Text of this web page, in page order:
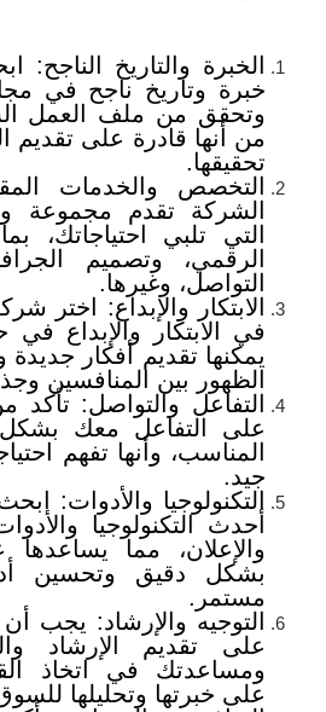
الخبرة والتاريخ
خبرة وتاريخ ناجح في
وتحقق من ملف العمل
من أنها قادرة على تقديم
تحقيقها.
التخصص والخدمات
الشركة تقدم مجموعة
التي تلبي احتياجاتك،
الرقمي، وتصميم
التواصل، وغيرها.
الابتكار والإبداع: اختر
في الابتكار والإبداع
يمكنها تقديم أفكار
الظهور بين المنافسين
التفاعل والتواصل:
على التفاعل معك
المناسب، وأنها تفهم
جيد.
التكنولوجيا والأدوات:
أحدث التكنولوجيا
والإعلان، مما يساعدها
بشكل دقيق وتحسين
مستمر.
التوجيه والإرشاد: يجب
على تقديم الإرشاد
ومساعدتك في اتخاذ
على خبرتها وتحليلها